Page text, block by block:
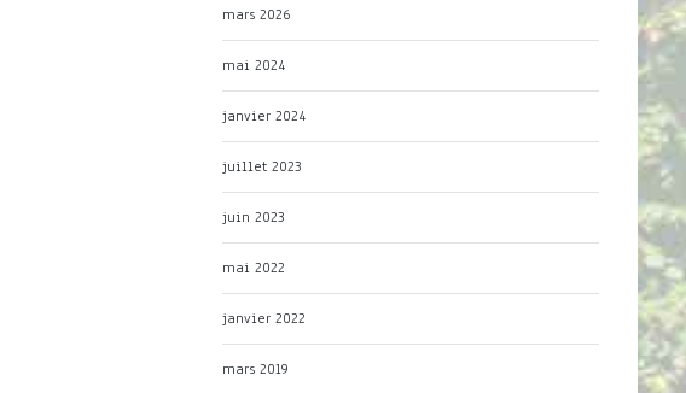
mars 2026
mai 2024
janvier 2024
juillet 2023
juin 2023
mai 2022
janvier 2022
mars 2019